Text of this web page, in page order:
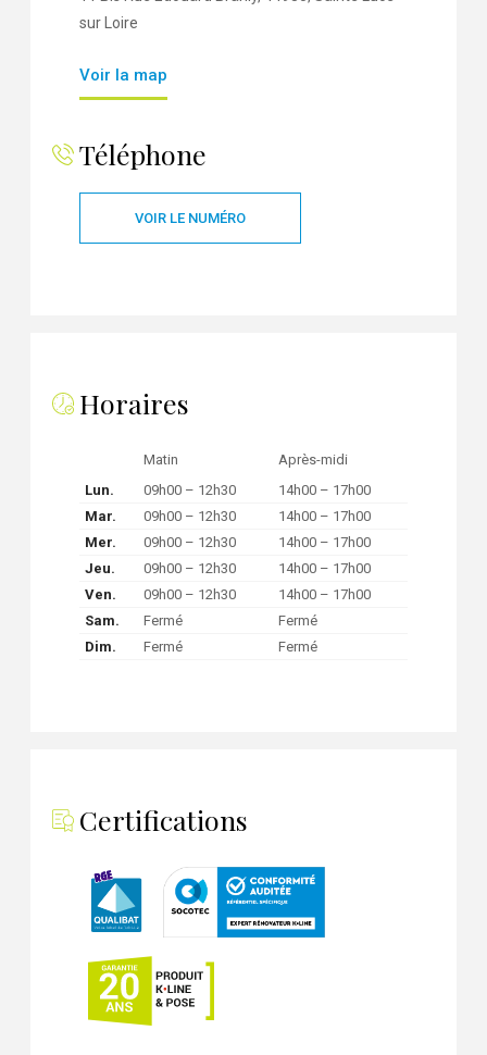
sur Loire
Voir la map
Téléphone
VOIR LE NUMÉRO
Horaires
Matin
Après-midi
Lun.
09h00 – 12h30
14h00 – 17h00
Mar.
09h00 – 12h30
14h00 – 17h00
Mer.
09h00 – 12h30
14h00 – 17h00
Jeu.
09h00 – 12h30
14h00 – 17h00
Ven.
09h00 – 12h30
14h00 – 17h00
Sam.
Fermé
Fermé
Dim.
Fermé Fermé
Certifications